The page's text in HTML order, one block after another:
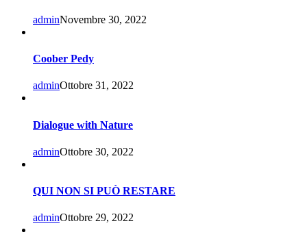
adminNovembre 30, 2022
Coober Pedy
adminOttobre 31, 2022
Dialogue with Nature
adminOttobre 30, 2022
QUI NON SI PUÒ RESTARE
adminOttobre 29, 2022